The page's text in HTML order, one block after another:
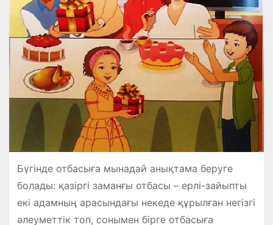
Бүгінде отбасыға мынадай анықтама беруге
болады: қазіргі заманғы отбасы – ерлі-зайыпты
екі адамның арасындағы некеде құрылған негізгі
әлеуметтік топ, сонымен бірге отбасыға